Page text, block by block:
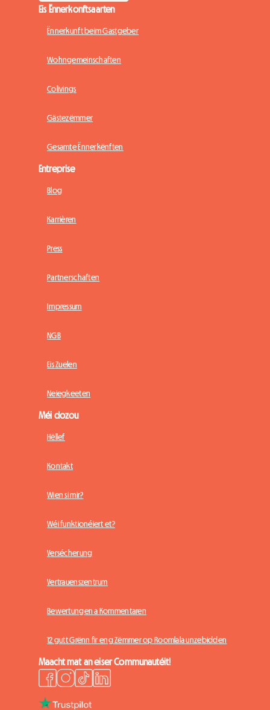
Eis Ënnerkonftsaarten
Ënnerkunft beim Gastgeber
Wohngemeinschaften
Colivings
Gästezëmmer
Gesamte Ënnerkënften
Entreprise
Blog
Karrièren
Press
Partnerschaften
Impressum
NGB
Eis Zuelen
Neiegkeeten
Méi dozou
Hëllef
Kontakt
Wien si mir?
Wéi funktionéiert et?
Versécherung
Vertrauenszentrum
Bewertungen a Kommentaren
12 gutt Grënn fir eng Zëmmer op Roomlala unzebidden
Maacht mat an eiser Communautéit!